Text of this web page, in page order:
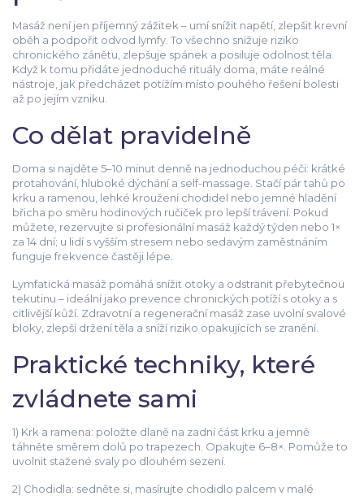
Masáž není jen příjemný zážitek – umí snížit napětí, zlepšit krevní
oběh a podpořit odvod lymfy. To všechno snižuje riziko
chronického zánětu, zlepšuje spánek a posiluje odolnost těla.
Když k tomu přidáte jednoduché rituály doma, máte reálné
nástroje, jak předcházet potížím místo pouhého řešení bolesti
až po jejím vzniku.
Co dělat pravidelně
Doma si najděte 5–10 minut denně na jednoduchou péči: krátké
protahování, hluboké dýchání a self-massage. Stačí pár tahů po
krku a ramenou, lehké kroužení chodidel nebo jemné hladění
břicha po směru hodinových ručiček pro lepší trávení. Pokud
můžete, rezervujte si profesionální masáž každý týden nebo 1×
za 14 dní; u lidí s vyšším stresem nebo sedavým zaměstnáním
funguje frekvence častěji lépe.
Lymfatická masáž pomáhá snížit otoky a odstranit přebytečnou
tekutinu – ideální jako prevence chronických potíží s otoky a s
citlivější kůží. Zdravotní a regenerační masáž zase uvolní svalové
bloky, zlepší držení těla a sníží riziko opakujících se zranění.
Praktické techniky, které
zvládnete sami
1) Krk a ramena: položte dlaně na zadní část krku a jemně
táhněte směrem dolů po trapezech. Opakujte 6–8×. Pomůže to
uvolnit stažené svaly po dlouhém sezení.
2) Chodidla: sedněte si, masírujte chodidlo palcem v malé